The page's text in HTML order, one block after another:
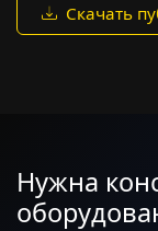
Скачать
Нужна